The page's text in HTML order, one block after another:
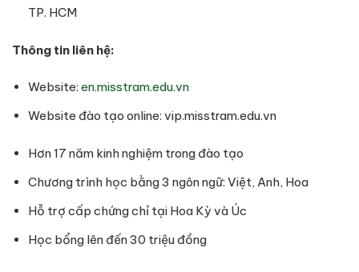
TP. HCM
Thông tin liên hệ:
Website: en.misstram.edu.vn
Website đào tạo online: vip.misstram.edu.vn
Hơn 17 năm kinh nghiệm trong đào tạo
Chương trình học bằng 3 ngôn ngữ: Việt, Anh, Hoa
Hỗ trợ cấp chứng chỉ tại Hoa Kỳ và Úc
Học bổng lên đến 30 triệu đồng